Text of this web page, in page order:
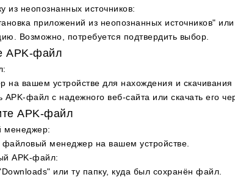
из неопознанных источников:
приложений из неопознанных источников" или
Возможно, потребуется подтвердить выбор.
APK-файл
:
на вашем устройстве для нахождения и
файл с надежного веб-сайта или скачать его
APK-файл
менеджер:
файловый менеджер на вашем устройстве.
APK-файл:
или ту папку, куда был сохранён файл.